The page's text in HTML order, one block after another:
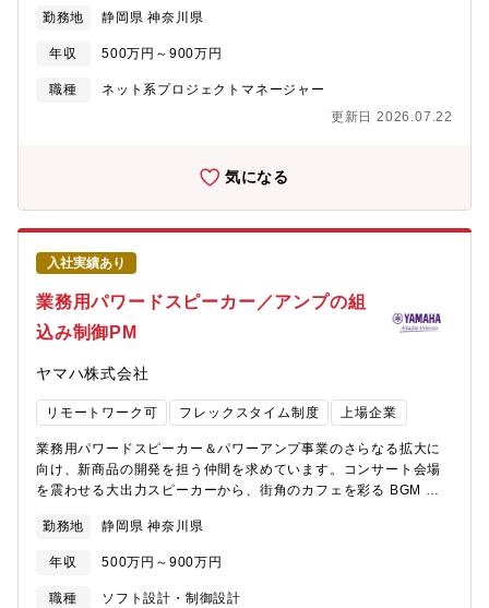
ンで利用されるため、ユーザーが安心してストレスなく利用でき
ることが強く求められます。私達は、最新のテクノロジーを取り
入れながら、複雑な音響システムを飛躍的に使いやすくしたいと
考えており、その構想の実現をリードしていただける、プロジェ
務内容】音響システムと連携するアプリやSaaSの開発プロジェク
トにおいて、システム設計からリリースまでのマネジメントを担
当します。・開発戦略、計画の立案・進捗管理: 開発スケジュール
の作成、マイルストーンの設定、進捗のモニタリング・リスク管
理・課題解決: プロジェクトの阻害要因の早期発見と解消・外注管
理: 海外開発拠点との連携、納品物の品質管理・ステークホルダー
管理: ハードウェア開発部門や事業部門との合意形成【役割】ソフ
トウェアの開発を牽引するリーダーとして、複数の開発者をまと
め、社内・社外のステークホルダーと密なコミュニケーションを
勤務地 静岡県 神奈川県
年収 500万円～900万円
職種
ネット系プロジェクトマネージャー
更新日 2026.07.22
気になる
入社実績あり
業務用パワードスピーカー／アンプの組
込み制御PM
ヤマハ株式会社
リモートワーク可 フレックスタイム制度 上場企業
業務用パワードスピーカー＆パワーアンプ事業のさらなる拡大に
向け、新商品の開発を担う仲間を求めています。コンサート会場
を震わせる大出力スピーカーから、街角のカフェを彩る BGM シ
ODM/JDM/OEM を活用した開発手法も含め、迅速かつ高品質な商
品づくりが事業成長の鍵となっています。そこで今回、即戦力と
して活躍いただける経験豊富な組込みシステム開発エンジニアを
募集します。音響、パワエレ、ソフトなど各分野のプロが連携し
勤務地 静岡県 神奈川県
年収 500万円～900万円
職種
ソフト設計・制御設計